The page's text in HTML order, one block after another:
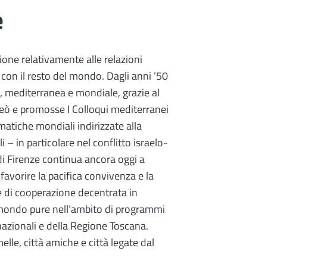
relativamente alle relazioni
il resto del mondo. Dagli anni ’50
e mondiale, grazie al
e promosse I Colloqui mediterranei
mondiali indirizzate alla
– in particolare nel conflitto israelo-
Firenze continua ancora oggi a
la pacifica convivenza e la
cooperazione decentrata in
pure nell’ambito di programmi
e della Regione Toscana.
città amiche e città legate dal